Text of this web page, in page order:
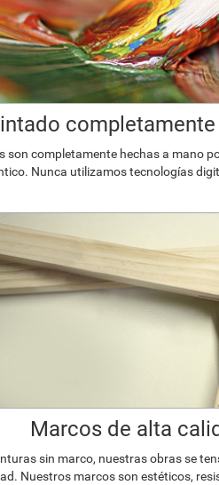
son completamente hechas a mano
Nunca utilizamos tecnologías
Marcos de alta
sin marco, nuestras obras se
Nuestros marcos son estéticos,